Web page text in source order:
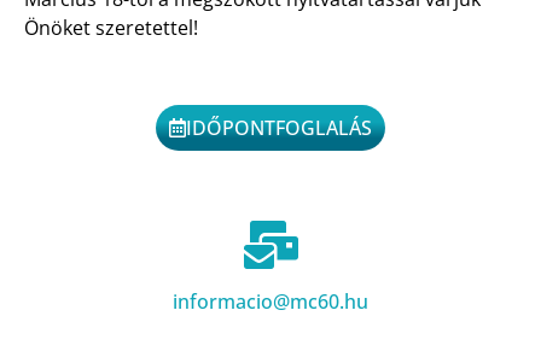
Önöket szeretettel!
IDŐPONTFOGLALÁS
informacio@mc60.hu